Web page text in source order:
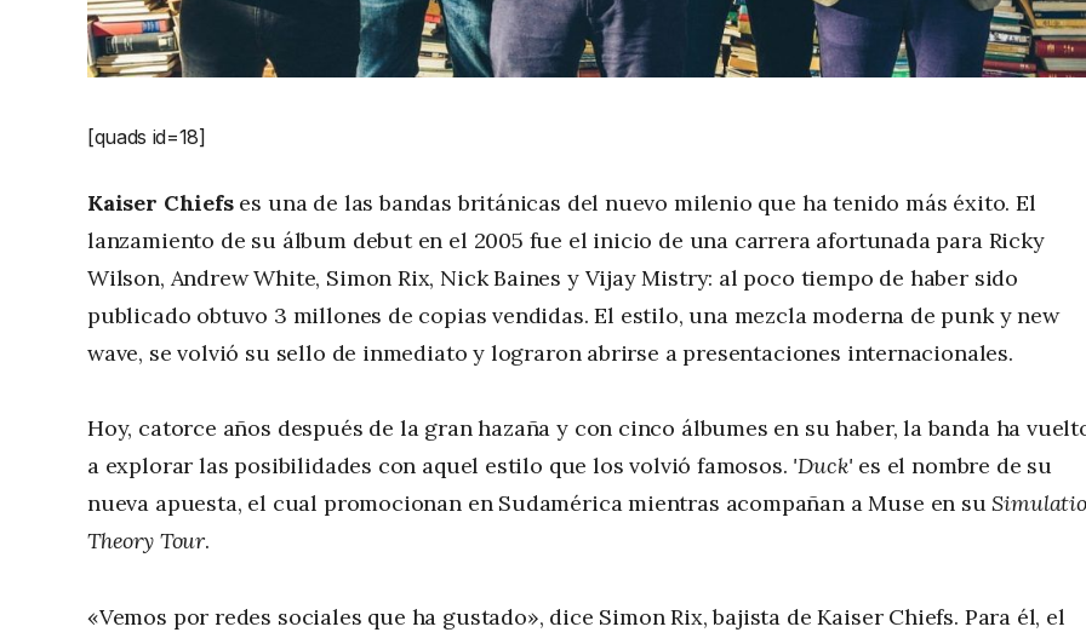
[quads id=18]
Kaiser Chiefses una de las bandas británicas del nuevo milenio que ha tenido más éxito. El
lanzamiento de su álbum debut en el 2005 fue el inicio de una carrera afortunada para Ricky
Wilson, Andrew White, Simon Rix, Nick Baines y Vijay Mistry: al poco tiempo de haber sido
publicado obtuvo 3 millones de copias vendidas. El estilo, una mezcla moderna de punk y new
wave, se volvió su sello de inmediato y lograron abrirse a presentaciones internacionales.
Hoy, catorce años después de la gran hazaña y con cinco álbumes en su haber, la banda ha
a explorar las posibilidades con aquel estilo que los volvió famosos. 'Duck' es el nombre de su
nueva apuesta, el cual promocionan en Sudamérica mientras acompañan a Muse en su
Theory Tour.
«Vemos por redes sociales que ha gustado», dice Simon Rix, bajista de Kaiser Chiefs. Para él, el